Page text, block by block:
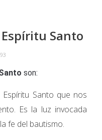
Santo
son:
Santo que nos
Es la luz invocada
fe del bautismo.